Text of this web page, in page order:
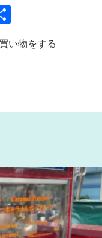
有
い物をする